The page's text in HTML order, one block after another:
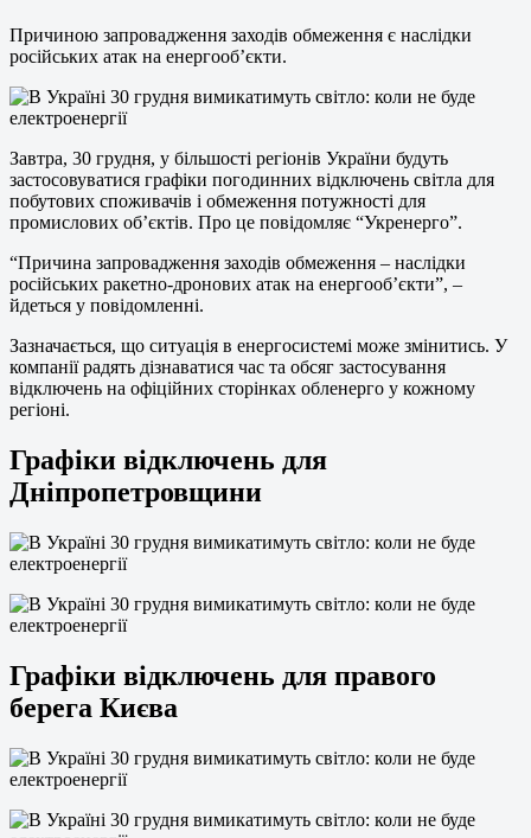
Причиною запровадження заходів обмеження є наслідки
російських атак на енергооб’єкти.
Завтра, 30 грудня, у більшості регіонів України будуть
застосовуватися графіки погодинних відключень світла для
побутових споживачів і обмеження потужності для
промислових об’єктів. Про це повідомляє “Укренерго”.
“Причина запровадження заходів обмеження – наслідки
російських ракетно-дронових атак на енергооб’єкти”, –
йдеться у повідомленні.
Зазначається, що ситуація в енергосистемі може змінитись. У
компанії радять дізнаватися час та обсяг застосування
відключень на офіційних сторінках обленерго у кожному
регіоні.
Графіки відключень для
Дніпропетровщини
Графіки відключень для правого
берега Києва